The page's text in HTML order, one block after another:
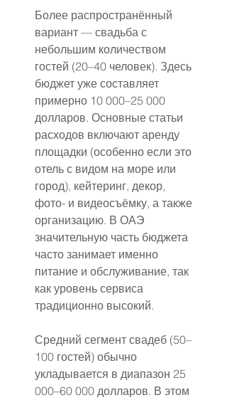
Более распространённый
вариант — свадьба с
небольшим количеством
гостей (20–40 человек). Здесь
бюджет уже составляет
примерно 10 000–25 000
долларов. Основные статьи
расходов включают аренду
площадки (особенно если это
отель с видом на море или
город), кейтеринг, декор,
фото- и видеосъёмку, а также
организацию. В ОАЭ
значительную часть бюджета
часто занимает именно
питание и обслуживание, так
как уровень сервиса
традиционно высокий.
Средний сегмент свадеб (50–
100 гостей) обычно
укладывается в диапазон 25
000–60 000 долларов. В этом